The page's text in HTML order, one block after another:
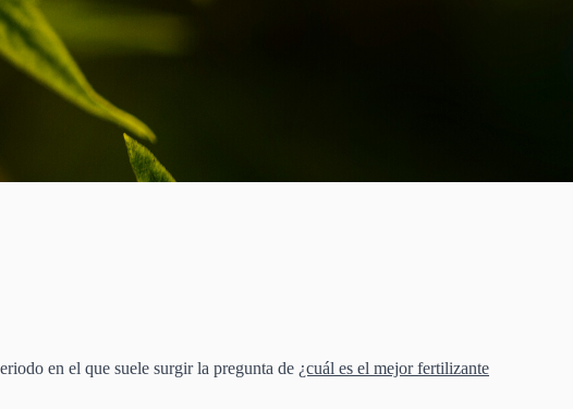
en el que suele surgir la pregunta de ¿cuál es el mejor fertilizante